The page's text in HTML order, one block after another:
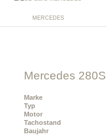
MERCEDES
Mercedes
Marke
Typ
Motor
Tachostand
Baujahr